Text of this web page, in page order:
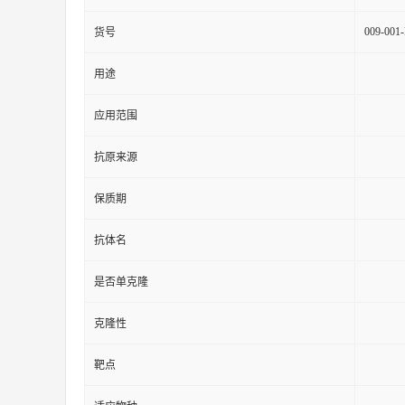
货号 009-
用途
应用范围
抗原来源
保质期
抗体名
是否单克隆
克隆性
靶点